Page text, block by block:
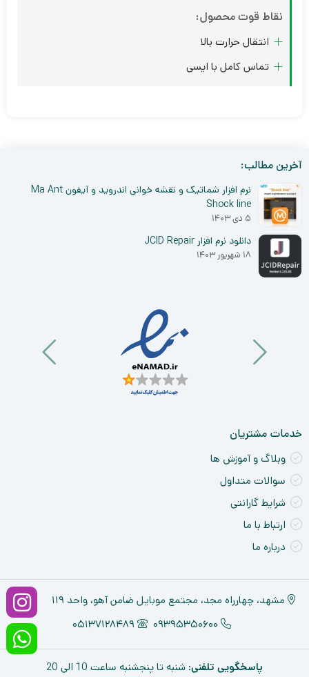
نقاط قوت محصول:
انتقال حرارت بالا
تماس کامل با ایسی
آخرین مطالب:
نرم افزار شماتیک و نقشه خوانی اندروید و آیفون Ma Ant
Shock line
۵ دی ۱۴۰۳
دانلود نرم افزار JCID Repair
۱۸ شهریور ۱۴۰۳
خدمات مشتریان
وبلاگ و آموزش ها
سوالات متداول
شرایط گارانتی
ارتباط با ما
درباره ما
مشهد، چهارراه مجد، مجتمع موبایل ضامن آهو، واحد ۱۱۹
09395350600
05137128489
پاسخگویی تلفنی: شنبه تا پنجشنبه ساعت 10 الی 20